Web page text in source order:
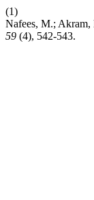
(1)
Nafees, M.;
59 (4), 542-543.